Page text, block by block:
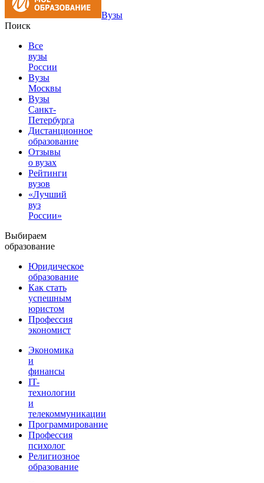
Вузы
Поиск
Все
вузы
России
Вузы
Москвы
Вузы
Санкт-
Петербурга
Дистанционное
образование
Отзывы
о вузах
Рейтинги
вузов
«Лучший
вуз
России»
Выбираем
образование
Юридическое
образование
Как стать
успешным
юристом
Профессия
экономист
Экономика
и
финансы
IT-
технологии
и
телекоммуникации
Программирование
Профессия
психолог
Религиозное
образование